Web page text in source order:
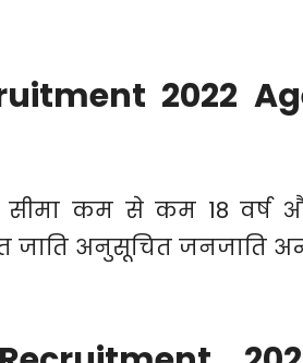
2022
सीमा कम से कम 18 वर्ष
जाति अनुसूचित जनजाति